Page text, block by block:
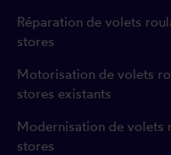
Réparation de volets
stores
Motorisation de volets
stores existants
Modernisation de volets
stores